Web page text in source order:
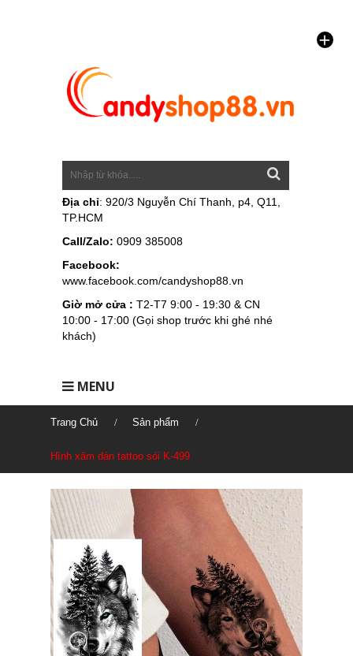
Địa chỉ: 920/3 Nguyễn Chí Thanh, p4, Q11,
TP.HCM
Call/Zalo: 0909 385008
Facebook:
www.facebook.com/candyshop88.vn
Giờ mở cửa : T2-T7 9:00 - 19:30 & CN
10:00 - 17:00 (Gọi shop trước khi ghé nhé
khách)
MENU
Trang Chủ Sản phẩm
Hình xăm dán tattoo sói K-499